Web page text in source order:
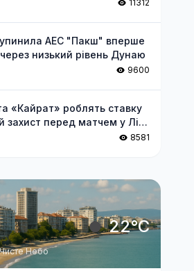
11312
АЕС "Пакш" вперше
низький рівень Дунаю
9600
«Кайрат» роблять ставку
захист перед матчем у Лізі
8581
22°C
Чисте Небо